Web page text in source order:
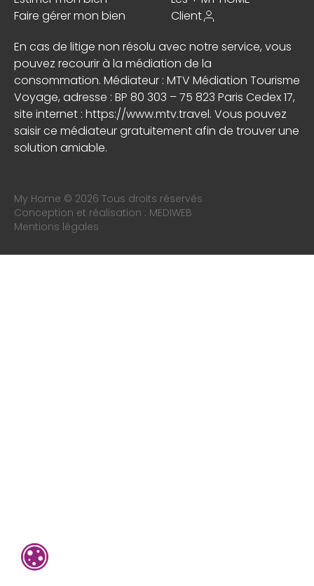
Faire gérer mon bien
Client
En cas de litige non résolu avec notre service, vous
pouvez recourir à la médiation de la
consommation. Médiateur : MTV Médiation Tourisme
Voyage, adresse : BP 80 303 – 75 823 Paris Cedex 17,
site internet : https://www.mtv.travel. Vous pouvez
saisir ce médiateur gratuitement afin de trouver une
solution amiable.
My Home © 2026 Tous droits réservés
Conception et réalisation : MEDIWEB
Mentions légales